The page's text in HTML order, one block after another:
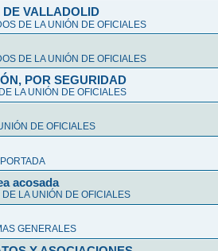
DE VALLADOLID
DE LA UNIÓN DE OFICIALES
DE LA UNIÓN DE OFICIALES
POR SEGURIDAD
LA UNIÓN DE OFICIALES
DE OFICIALES
acosada
LA UNIÓN DE OFICIALES
GENERALES